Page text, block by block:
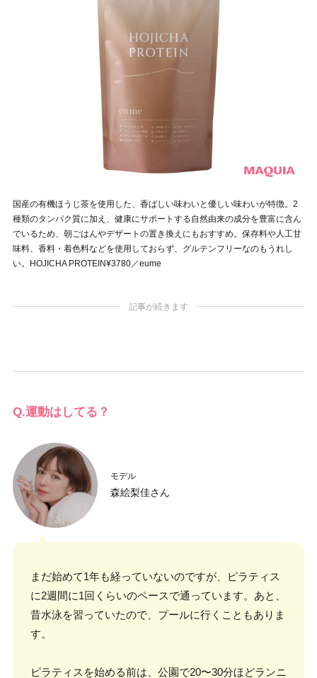
国産の有機ほうじ茶を使用した、香ばしい味わいと優しい味わいが特徴。2
種類のタンパク質に加え、健康にサポートする自然由来の成分を豊富に含ん
でいるため、朝ごはんやデザートの置き換えにもおすすめ。保存料や人工甘
味料、香料・着色料などを使用しておらず、グルテンフリーなのもうれし
い。HOJICHA PROTEIN¥3780／eume
記事が続きます
Q.運動はしてる？
モデル
森絵梨佳さん
まだ始めて1年も経っていないのですが、ピラティス
に2週間に1回くらいのペースで通っています。あと、
昔水泳を習っていたので、プールに行くこともありま
す。
ピラティスを始める前は、公園で20〜30分ほどランニ